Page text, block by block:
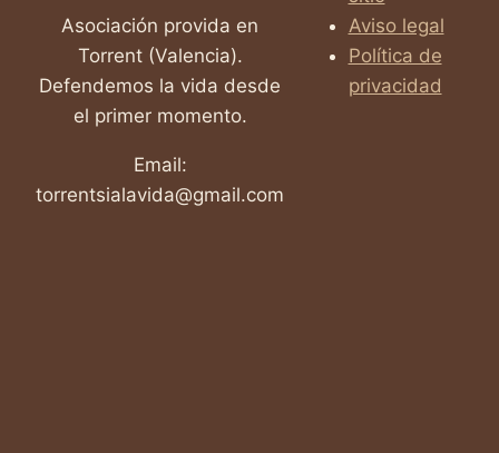
Asociación provida en
Torrent (Valencia).
Defendemos la vida desde
el primer momento.
Email:
torrentsialavida@gmail.com
Aviso legal
Política de
privacidad